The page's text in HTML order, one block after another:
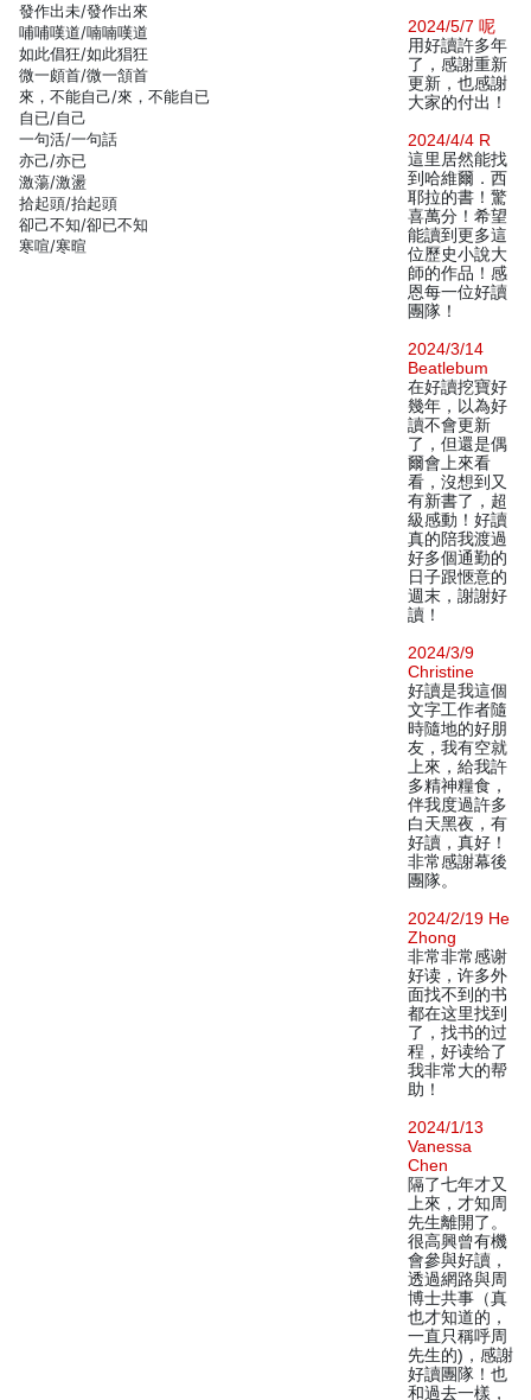
發作出未/發作出來
哺哺嘆道/喃喃嘆道
如此倡狂/如此猖狂
微一頗首/微一頷首
來，不能自己/來，不能自已
自已/自己
一句活/一句話
亦己/亦已
激蕩/激盪
拾起頭/抬起頭
卻己不知/卻已不知
寒喧/寒暄
2024/5/7 呢
用好讀許多年
了，感謝重新
更新，也感謝
大家的付出！
2024/4/4 R
這里居然能找
到哈維爾．西
耶拉的書！驚
喜萬分！希望
能讀到更多這
位歷史小說大
師的作品！感
恩每一位好讀
團隊！
2024/3/14
Beatlebum
在好讀挖寶好
幾年，以為好
讀不會更新
了，但還是偶
爾會上來看
看，沒想到又
有新書了，超
級感動！好讀
真的陪我渡過
好多個通勤的
日子跟愜意的
週末，謝謝好
讀！
2024/3/9
Christine
好讀是我這個
文字工作者隨
時隨地的好朋
友，我有空就
上來，給我許
多精神糧食，
伴我度過許多
白天黑夜，有
好讀，真好！
非常感謝幕後
團隊。
2024/2/19 He
Zhong
非常非常感谢
好读，许多外
面找不到的书
都在这里找到
了，找书的过
程，好读给了
我非常大的帮
助！
2024/1/13
Vanessa
Chen
隔了七年才又
上來，才知周
先生離開了。
很高興曾有機
會參與好讀，
透過網路與周
博士共事（真
也才知道的，
一直只稱呼周
先生的)，感謝
好讀團隊！也
和過去一樣，